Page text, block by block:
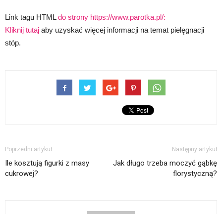
Link tagu HTMLdo strony https://www.parotka.pl/:
Kliknij tutaj aby uzyskać więcej informacji na temat pielęgnacji
stóp.
Poprzedni artykuł
Ile kosztują figurki z masy
cukrowej?
Następny artykuł
Jak długo trzeba moczyć gąbkę
florystyczną?